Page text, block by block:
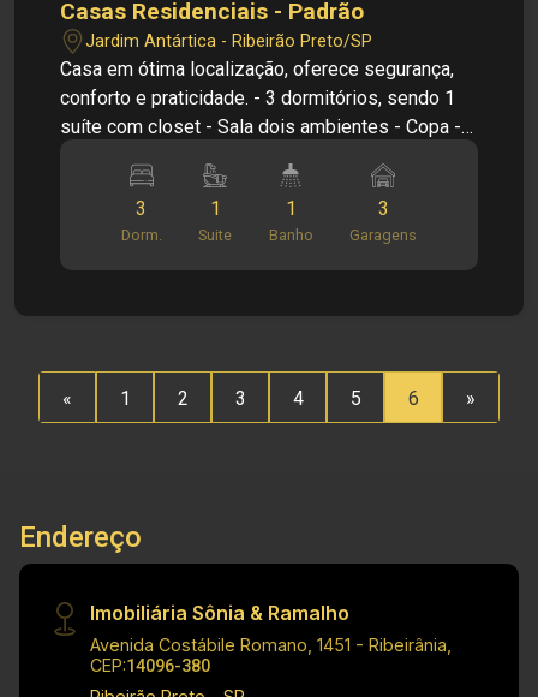
Casas Residenciais - Padrão
Jardim Antártica - Ribeirão Preto/SP
Casa em ótima localização, oferece segurança,
conforto e praticidade. - 3 dormitórios, sendo 1
suíte com closet - Sala dois ambientes - Copa -
Informações bônus: - Armários planejados -
Despensa - Jardim de inverno - Área de lazer
com piscina - Varanda com churrasqueira
Dimensões: 360m² Terreno 215m² Construção
disponibilidade de seus imóveis, sem aviso
3
Dorm.
1
Suite
1
Banho
3
Garagens
« 1 2 3 4 5 6 »
Endereço
Imobiliária Sônia & Ramalho
Avenida Costábile Romano, 1451 - Ribeirânia,
CEP:14096-380